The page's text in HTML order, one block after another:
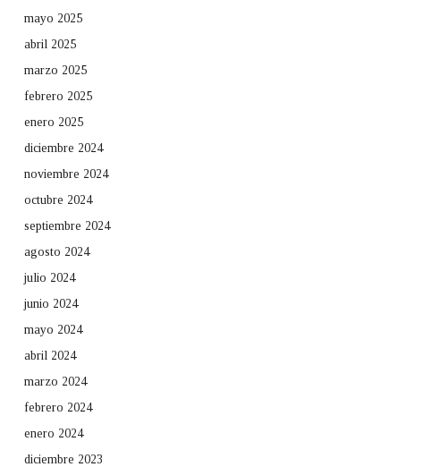
mayo 2025
abril 2025
marzo 2025
febrero 2025
enero 2025
diciembre 2024
noviembre 2024
octubre 2024
septiembre 2024
agosto 2024
julio 2024
junio 2024
mayo 2024
abril 2024
marzo 2024
febrero 2024
enero 2024
diciembre 2023